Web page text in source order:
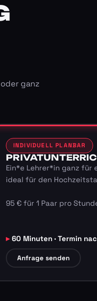
ganz
INDIVIDUELL PLANBAR
Ein*e Lehrer*in ganz für
ideal für den
95 € für 1 Paar pro
60 Minuten · Termin
Anfrage senden